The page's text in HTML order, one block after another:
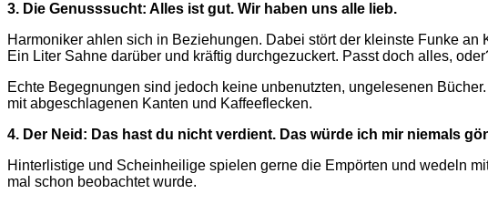
3. Die Genusssucht: Alles ist gut. Wir haben uns alle lieb.
Harmoniker ahlen sich in Beziehungen. Dabei stört der kleinste Funke
Ein Liter Sahne darüber und kräftig durchgezuckert. Passt doch alles,
Echte Begegnungen sind jedoch keine unbenutzten, ungelesenen
mit abgeschlagenen Kanten und Kaffeeflecken.
4. Der Neid: Das hast du nicht verdient. Das würde ich mir niemals
Hinterlistige und Scheinheilige spielen gerne die Empörten und wedeln
mal schon beobachtet wurde.